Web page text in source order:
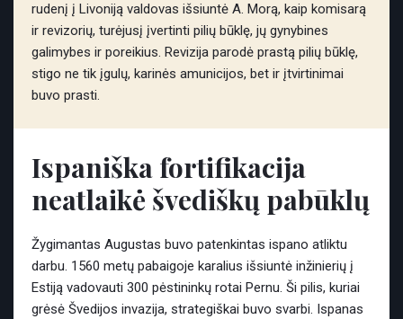
rudenį į Livoniją valdovas išsiuntė A. Morą, kaip komisarą
ir revizorių, turėjusį įvertinti pilių būklę, jų gynybines
galimybes ir poreikius. Revizija parodė prastą pilių būklę,
stigo ne tik įgulų, karinės amunicijos, bet ir įtvirtinimai
buvo prasti.
Ispaniška fortifikacija
neatlaikė švediškų pabūklų
Žygimantas Augustas buvo patenkintas ispano atliktu
darbu. 1560 metų pabaigoje karalius išsiuntė inžinierių į
Estiją vadovauti 300 pėstininkų rotai Pernu. Ši pilis, kuriai
grėsė Švedijos invazija, strategiškai buvo svarbi. Ispanas